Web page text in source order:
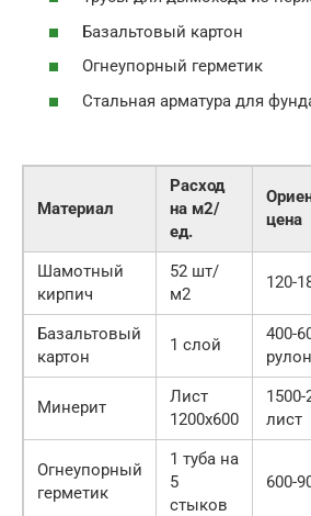
Базальтовый картон
Огнеупорный герметик
Стальная арматура для
Материал
Расход
на м2/
ед.
цена
Шамотный
кирпич
52 шт/
м2
120-
Базальтовый
картон
1 слой
400-
рулон
Минерит
Лист
1200х600
лист
Огнеупорный
герметик
1 туба на
5
стыков
600-